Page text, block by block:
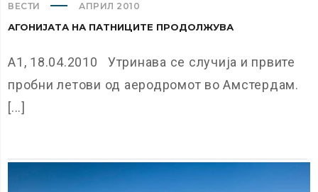
ВЕСТИ АПРИЛ 2010
АГОНИЈАТА НА ПАТНИЦИТЕ ПРОДОЛЖУВА
А1, 18.04.2010 Утринава се случија и првите
пробни летови од аеродромот во Амстердам.
[...]